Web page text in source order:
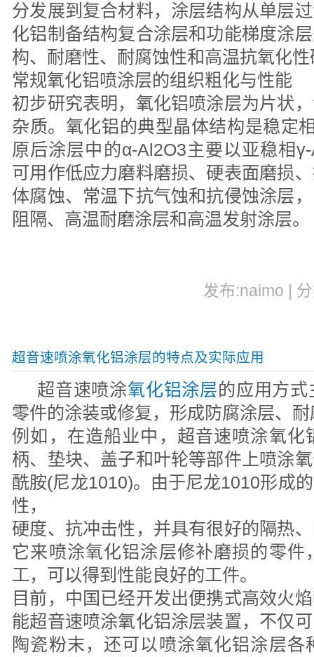
分发展到复合材料，涂层结构从单层
化铝制备结构复合涂层和功能梯度涂
构、耐磨性、耐腐蚀性和高温抗氧化
常规氧化铝喷涂层的组织粗化与性能
初步研究表明，氧化铝喷涂层为片状
杂质。氧化铝的典型晶体结构是稳定
原后涂层中的α-Al2O3主要以亚稳相
可用作低应力磨料磨损、硬表面磨损
体腐蚀、常温下抗气蚀和抗侵蚀涂层
阻隔、高温耐磨涂层和高温发射涂层。
发布:naimo |
超音速喷涂氧化铝涂层的特点及实际应用
超音速喷涂氧化铝涂层的应用方
零件的涂装或修复，形成防腐涂层、
例如，在造船业中，超音速喷涂氧化
柄、垫块、盖子和叶轮等部件上喷涂
酰胺(尼龙1010)。由于尼龙1010形成
性，
硬度、抗冲击性，并具有很好的隔热
它来喷涂氧化铝涂层修补磨损的零件
工，可以得到性能良好的工件。
目前，中国已经开发出便携式高效火
能超音速喷涂氧化铝涂层装置，不仅
陶瓷粉末，还可以喷涂氧化铝涂层